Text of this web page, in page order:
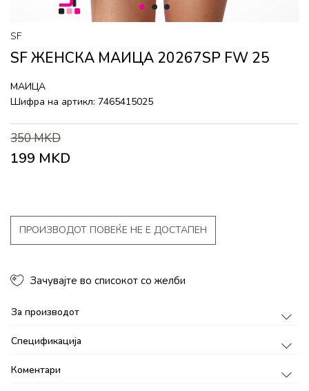
1 2 3
SF
SF ЖЕНСКА МАИЦА 20267SP FW 25
МАИЦА
Шифра на артикл: 7465415025
350MKD
199 MKD
ПРОИЗВОДОТ ПОВЕЌЕ НЕ Е ДОСТАПЕН
Зачувајте во списокот со желби
За производот
Спецификација
Коментари